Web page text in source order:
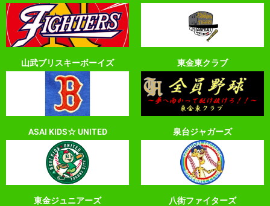
山武ブリスキーボーイズ 東金東クラブ
ASAI KIDS☆ UNITED 泉台ジャガーズ
東金ジュニアーズ 八街ファイターズ